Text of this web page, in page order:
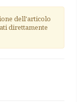
dell'articolo
direttamente